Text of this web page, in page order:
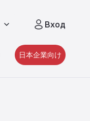
Вход
日本企業向け